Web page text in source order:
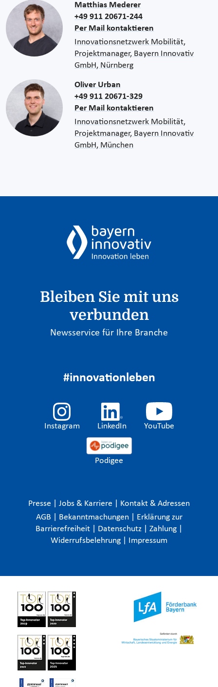
Matthias Mederer
+49 911 20671-244
Per Mail kontaktieren
Innovationsnetzwerk Mobilität,
Projektmanager, Bayern Innovativ
GmbH, Nürnberg
Oliver Urban
+49 911 20671-329
Per Mail kontaktieren
Innovationsnetzwerk Mobilität,
Projektmanager, Bayern Innovativ
GmbH, München
Bleiben Sie mit uns
verbunden
Newsservice für Ihre Branche
#innovationleben
Instagram LinkedIn YouTube
Podigee
Presse Jobs & Karriere
Kontakt & Adressen
AGB
Bekanntmachungen
Erklärung zur
Barrierefreiheit
Datenschutz Zahlung
Widerrufsbelehrung
Impressum